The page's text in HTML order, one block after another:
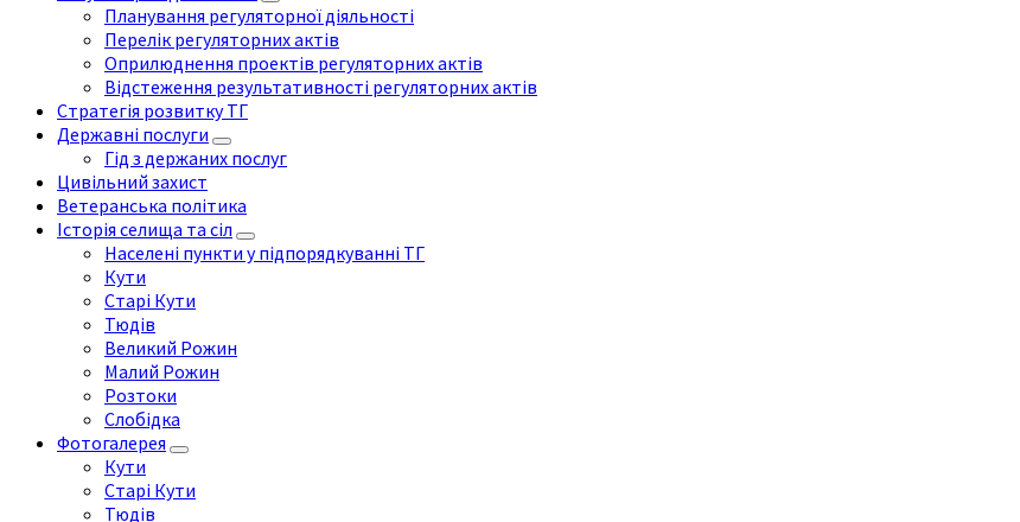
Планування регуляторної діяльності
Перелік регуляторних актів
Оприлюднення проектів регуляторних актів
Відстеження результативності регуляторних актів
Стратегія розвитку ТГ
Державні послуги
Гід з держаних послуг
Цивільний захист
Ветеранська політика
Історія селища та сіл
Населені пункти у підпорядкуванні ТГ
Кути
Старі Кути
Тюдів
Великий Рожин
Малий Рожин
Розтоки
Слобідка
Фотогалерея
Кути
Старі Кути
Тюдів